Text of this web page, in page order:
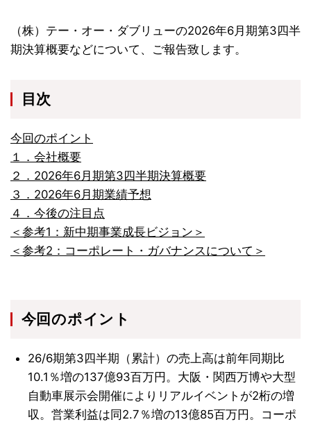
（株）テー・オー・ダブリューの2026年6月期第3四半
期決算概要などについて、ご報告致します。
目次
今回のポイント
１．会社概要
２．2026年6月期第3四半期決算概要
３．2026年6月期業績予想
４．今後の注目点
＜参考1：新中期事業成長ビジョン＞
＜参考2：コーポレート・ガバナンスについて＞
今回のポイント
26/6期第3四半期（累計）の売上高は前年同期比
10.1％増の137億93百万円。大阪・関西万博や大型
自動車展示会開催によりリアルイベントが2桁の増
収。営業利益は同2.7％増の13億85百万円。コーポ